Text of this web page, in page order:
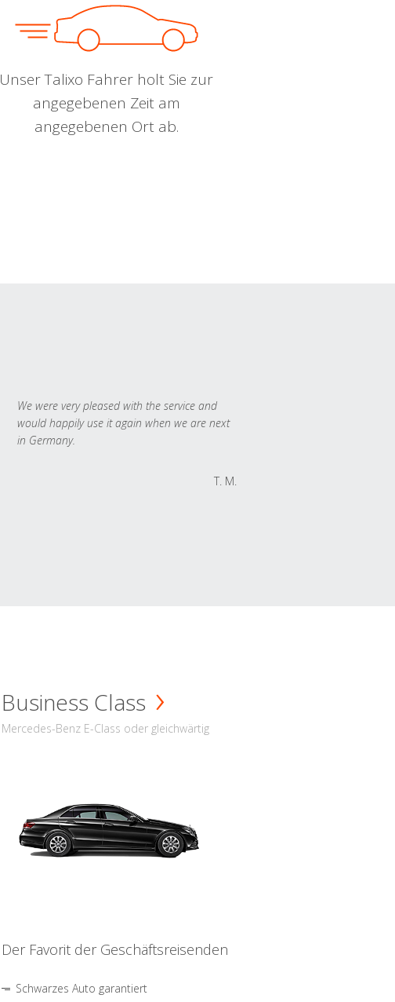
Unser Talixo Fahrer holt Sie zur
angegebenen Zeit am
angegebenen Ort ab.
We were very pleased with the service and
would happily use it again when we are next
in Germany.
T. M.
Business Class
Mercedes-Benz E-Class oder gleichwärtig
Der Favorit der Geschäftsreisenden
Schwarzes Auto garantiert